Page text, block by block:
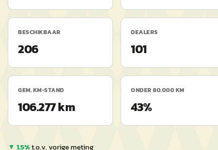
BESCHIKBAAR
206
DEALERS
101
GEM. KM-STAND
106.277 km
ONDER 80.000 KM
43%
▼ 1.5%t.o.v. vorige meting